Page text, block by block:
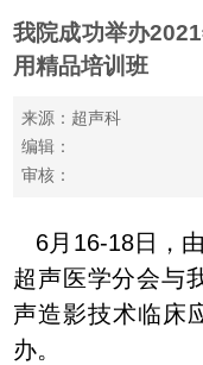
我院成功举办
用精品培训班
来源：超声科
编辑：
审核：
6月16-18日，
超声医学分会与
声造影技术临床
办。